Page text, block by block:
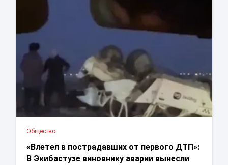
Общество
«Влетел в пострадавших от первого ДТП»:
В Экибастузе виновнику аварии вынесли